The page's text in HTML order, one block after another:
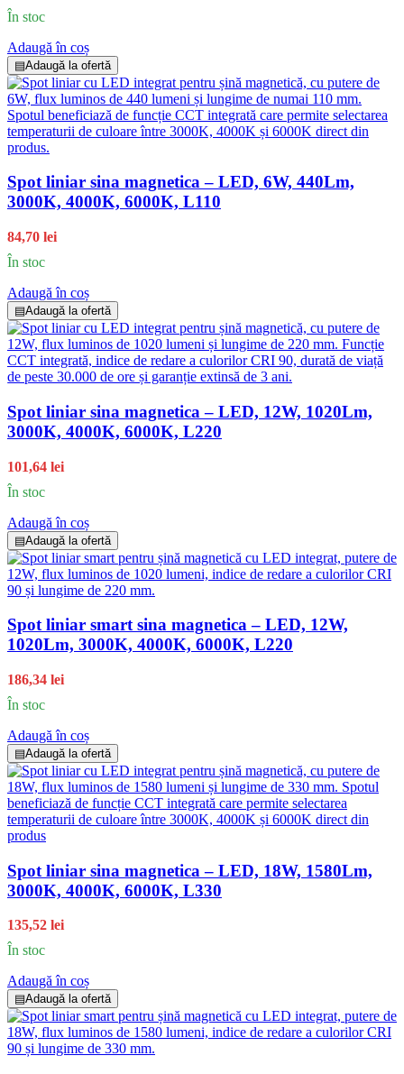
În stoc
Adaugă în coș
▤Adaugă la ofertă
Spot liniar sina magnetica – LED, 6W, 440Lm,
3000K, 4000K, 6000K, L110
84,70 lei
În stoc
Adaugă în coș
▤Adaugă la ofertă
Spot liniar sina magnetica – LED, 12W, 1020Lm,
3000K, 4000K, 6000K, L220
101,64 lei
În stoc
Adaugă în coș
▤Adaugă la ofertă
Spot liniar smart sina magnetica – LED, 12W,
1020Lm, 3000K, 4000K, 6000K, L220
186,34 lei
În stoc
Adaugă în coș
▤Adaugă la ofertă
Spot liniar sina magnetica – LED, 18W, 1580Lm,
3000K, 4000K, 6000K, L330
135,52 lei
În stoc
Adaugă în coș
▤Adaugă la ofertă